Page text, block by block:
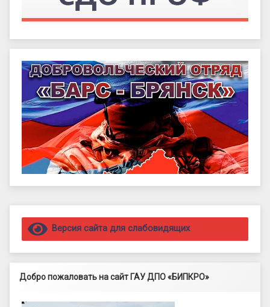
Правый сайдбар
Версия сайта для слабовидящих
Добро пожаловать на сайт ГАУ ДПО «БИПКРО»